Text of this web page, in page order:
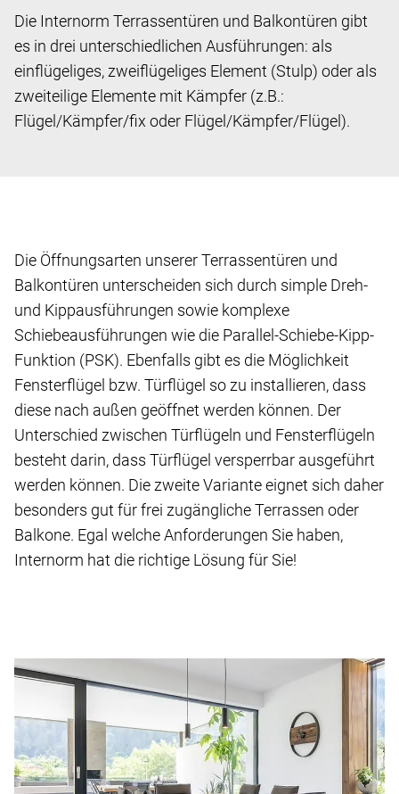
Die Internorm Terrassentüren und Balkontüren gibt
es in drei unterschiedlichen Ausführungen: als
einflügeliges, zweiflügeliges Element (Stulp) oder als
zweiteilige Elemente mit Kämpfer (z.B.:
Flügel/Kämpfer/fix oder Flügel/Kämpfer/Flügel).
Die Öffnungsarten unserer Terrassentüren und
Balkontüren unterscheiden sich durch simple Dreh-
und Kippausführungen sowie komplexe
Schiebeausführungen wie die Parallel-Schiebe-Kipp-
Funktion (PSK). Ebenfalls gibt es die Möglichkeit
Fensterflügel bzw. Türflügel so zu installieren, dass
diese nach außen geöffnet werden können. Der
Unterschied zwischen Türflügeln und Fensterflügeln
besteht darin, dass Türflügel versperrbar ausgeführt
werden können. Die zweite Variante eignet sich daher
besonders gut für frei zugängliche Terrassen oder
Balkone. Egal welche Anforderungen Sie haben,
Internorm hat die richtige Lösung für Sie!